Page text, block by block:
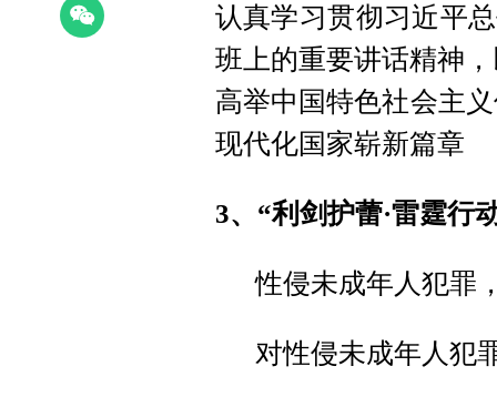
认真学习贯彻习近平
班上的重要讲话精神
高举中国特色社会主
现代化国家崭新篇章
3、 “利剑护蕾·雷霆行
性侵未成年人犯罪
对性侵未成年人犯